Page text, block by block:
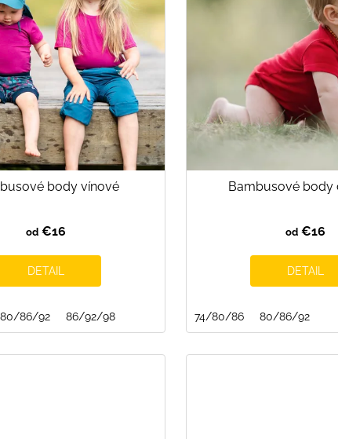
body vínové
od €16
DETAIL
80/86/92 86/92/98
Bambusové body
od €16
DETAIL
74/80/86 80/86/92